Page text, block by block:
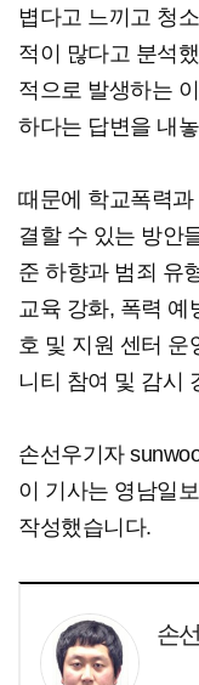
볍다고 느끼고 청
적이 많다고 분석
적으로 발생하는
하다는 답변을 내
때문에 학교폭력
결할 수 있는 방안
준 하향과 범죄 유
교육 강화, 폭력 예
호 및 지원 센터 운
니티 참여 및 감시
손선우기자
이 기사는 영남일
작성했습니다.
손